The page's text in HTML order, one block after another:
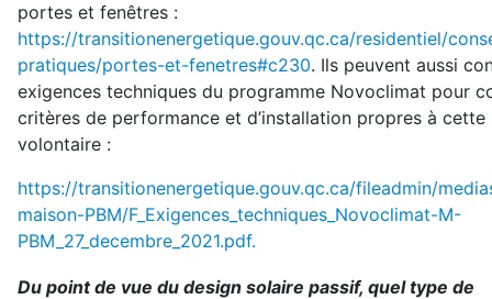
portes et fenêtres :
https://transitionenergetique.gouv.qc.ca/residentiel/
pratiques/portes-et-fenetres#c230. Ils peuvent aussi
exigences techniques du programme Novoclimat pour
critères de performance et d’installation propres à
volontaire :
https://transitionenergetique.gouv.qc.ca/fileadmin/
maison-PBM/F_Exigences_techniques_Novoclimat-M-
PBM_27_decembre_2021.pdf.
Du point de vue du design solaire passif, quel type de